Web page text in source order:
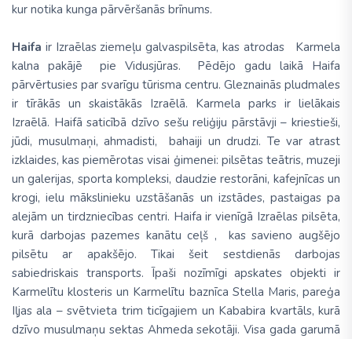
kur notika kunga pārvēršanās brīnums.
Haifa ir Izraēlas ziemeļu galvaspilsēta, kas atrodas Karmela
kalna pakājē pie Vidusjūras. Pēdējo gadu laikā Haifa
pārvērtusies par svarīgu tūrisma centru. Gleznainās pludmales
ir tīrākās un skaistākās Izraēlā. Karmela parks ir lielākais
Izraēlā. Haifā saticībā dzīvo sešu reliģiju pārstāvji – kriestieši,
jūdi, musulmaņi, ahmadisti, bahaiji un drudzi. Te var atrast
izklaides, kas piemērotas visai ģimenei: pilsētas teātris, muzeji
un galerijas, sporta kompleksi, daudzie restorāni, kafejnīcas un
krogi, ielu mākslinieku uzstāšanās un izstādes, pastaigas pa
alejām un tirdzniecības centri. Haifa ir vienīgā Izraēlas pilsēta,
kurā darbojas pazemes kanātu ceļš , kas savieno augšējo
pilsētu ar apakšējo. Tikai šeit sestdienās darbojas
sabiedriskais transports. Īpaši nozīmīgi apskates objekti ir
Karmelītu klosteris un Karmelītu baznīca Stella Maris, pareģa
Iļjas ala – svētvieta trim ticīgajiem un Kababira kvartāls, kurā
dzīvo musulmaņu sektas Ahmeda sekotāji. Visa gada garumā